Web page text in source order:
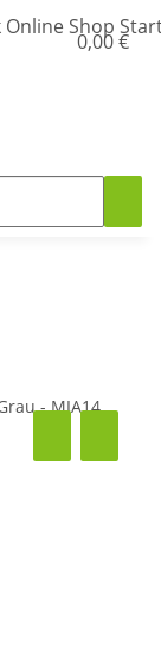
0,00 €